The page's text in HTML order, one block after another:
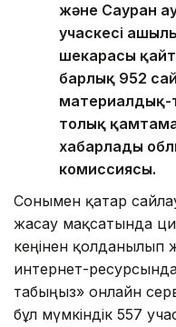
және Сауран
учаскесі
шекарасы
барлық 952
материалдық-
толық
хабарлады
комиссиясы.
Сонымен қатар
жасау мақсатында
кеңінен қолданылып
интернет-ресурсында
табыңыз» онлайн
бұл мүмкіндік 557